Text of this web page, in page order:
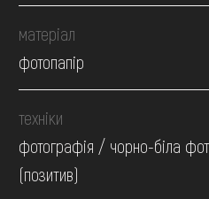
матеріал
фотопапір
техніки
фотографія / чорно-біла
(позитив)